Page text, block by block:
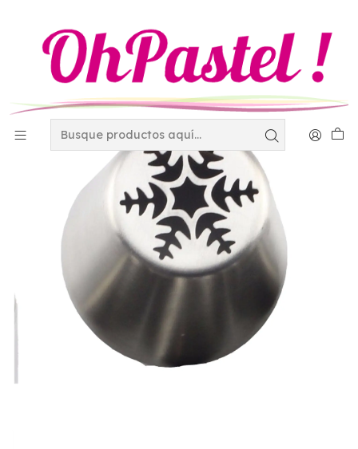
Duya estrella Navide?a #2 240-2